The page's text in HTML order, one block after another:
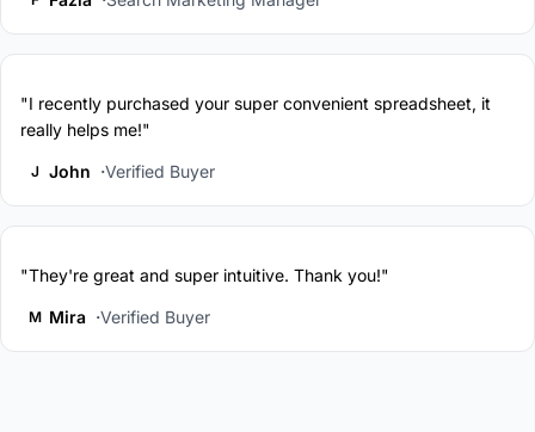
"I recently purchased your super convenient spreadsheet, it
really helps me!"
J John Verified Buyer
"They're great and super intuitive. Thank you!"
M Mira Verified Buyer